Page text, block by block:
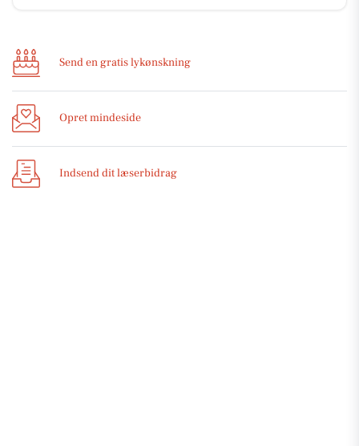
Send en gratis lykønskning
Opret mindeside
Indsend dit læserbidrag